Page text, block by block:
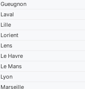
Gueugnon
Laval
Lille
Lorient
Lens
Le Havre
Le Mans
Lyon
Marseille